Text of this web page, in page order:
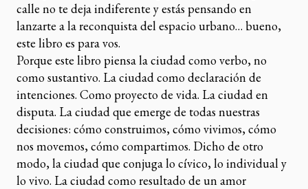
calle no te deja indiferente y estás pensando en
lanzarte a la reconquista del espacio urbano… bueno,
este libro es para vos.
Porque este libro piensa la ciudad como verbo, no
como sustantivo. La ciudad como declaración de
intenciones. Como proyecto de vida. La ciudad en
disputa. La ciudad que emerge de todas nuestras
decisiones: cómo construimos, cómo vivimos, cómo
nos movemos, cómo compartimos. Dicho de otro
modo, la ciudad que conjuga lo cívico, lo individual y
lo vivo. La ciudad como resultado de un amor